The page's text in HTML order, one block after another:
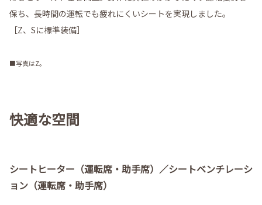
保ち、長時間の運転でも疲れにくいシートを実現しました。
［Z、Sに標準装備］
■写真はZ。
快適な空間
シートヒーター（運転席・助手席）／シートベンチレーシ
ョン（運転席・助手席）